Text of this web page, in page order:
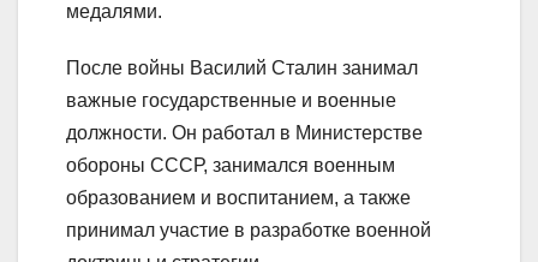
медалями.
После войны Василий Сталин занимал
важные государственные и военные
должности. Он работал в Министерстве
обороны СССР, занимался военным
образованием и воспитанием, а также
принимал участие в разработке военной